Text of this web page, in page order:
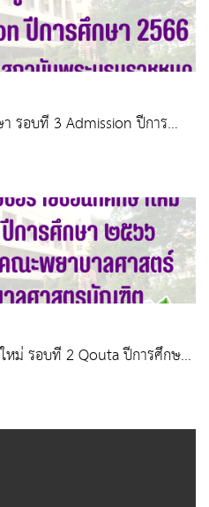
รอบที่ 3 Admission ปีการ
หม่ รอบที่ 2 Qouta ปีการศึกษา